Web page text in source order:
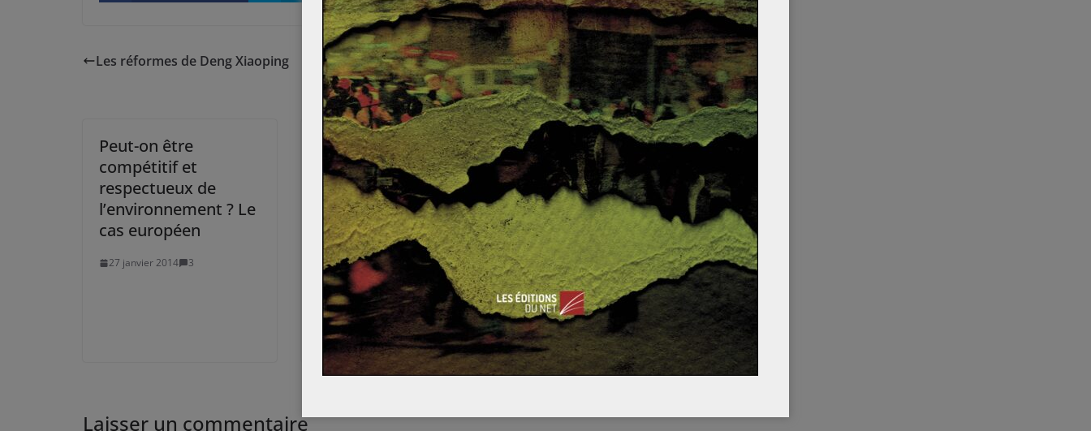
Les réformes de Deng Xiaoping
Le commencement d’un début d’esquisse de prél
iminaires à la sortie de crise en Corée ?
Peut-on être
compétitif et
respectueux de
l’environnement ? Le
cas européen
27 janvier 2014 3
Le renouveau
conservateur
finlandais
5 février 2012 0
La France au défi du
terrorisme (2/2)
13 mai 2016
Laisser un commentaire